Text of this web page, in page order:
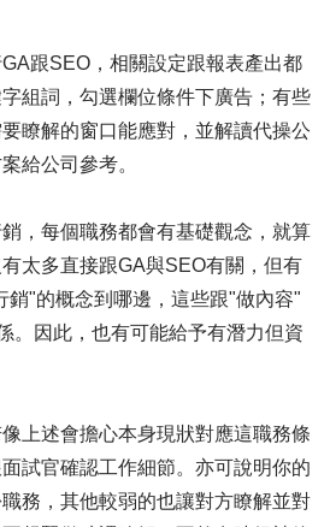
跟SEO，相關設定跟報表產出都
組詞，勾選欄位條件下廣告；有些
瞭解的窗口能應對，並解讀代操公
給公司參考。
，每個職務都會有基礎觀念，就算
太多直接跟GA與SEO有關，但有
銷"的概念到哪邊，這些跟"做內容"
。因此，也有可能給予有潛力但資
上述會擔心本身現狀對應這職務條
試官確認工作細節。亦可說明你的
務，其他較弱的也讓對方瞭解並對